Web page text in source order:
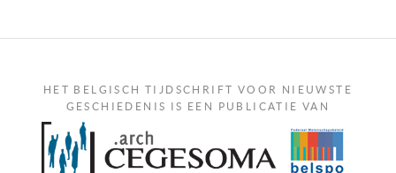
HET BELGISCH TIJDSCHRIFT VOOR NIEUWSTE
GESCHIEDENIS IS EEN PUBLICATIE VAN